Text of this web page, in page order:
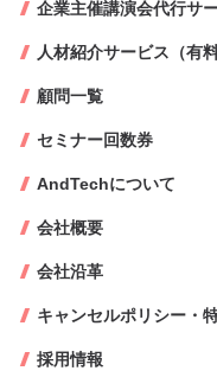
企業主催講演会代行サ
人材紹介サービス（有
顧問一覧
セミナー回数券
AndTechについて
会社概要
会社沿革
キャンセルポリシー・
採用情報